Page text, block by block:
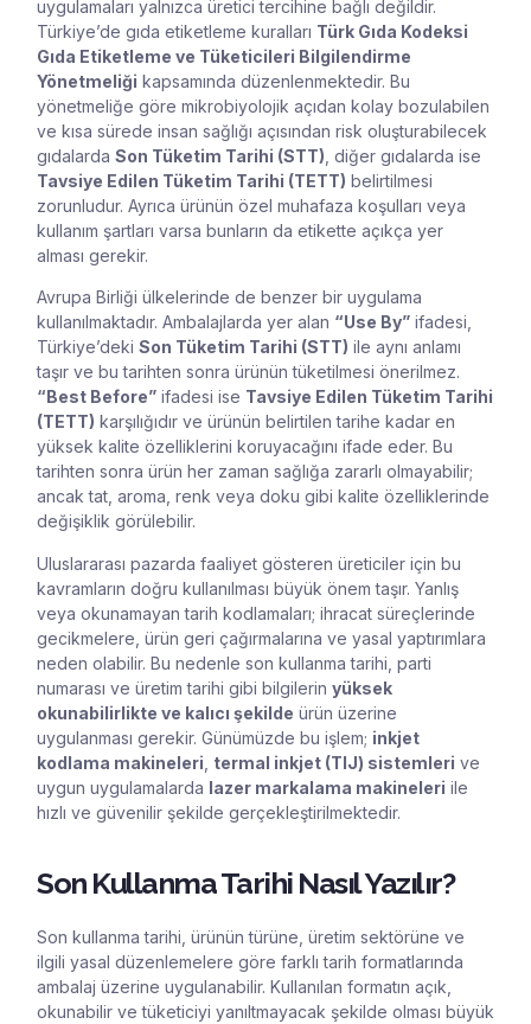
uygulamaları yalnızca üretici tercihine bağlı değildir.
Türkiye’de gıda etiketleme kuralları Türk Gıda Kodeksi
Gıda Etiketleme ve Tüketicileri Bilgilendirme
Yönetmeliği kapsamında düzenlenmektedir. Bu
yönetmeliğe göre mikrobiyolojik açıdan kolay bozulabilen
ve kısa sürede insan sağlığı açısından risk oluşturabilecek
gıdalarda Son Tüketim Tarihi (STT) , diğer gıdalarda ise
Tavsiye Edilen Tüketim Tarihi (TETT) belirtilmesi
zorunludur. Ayrıca ürünün özel muhafaza koşulları veya
kullanım şartları varsa bunların da etikette açıkça yer
alması gerekir.
Avrupa Birliği ülkelerinde de benzer bir uygulama
kullanılmaktadır. Ambalajlarda yer alan “Use By” ifadesi,
Türkiye’deki Son Tüketim Tarihi (STT) ile aynı anlamı
taşır ve bu tarihten sonra ürünün tüketilmesi önerilmez.
“Best Before” ifadesi ise Tavsiye Edilen Tüketim Tarihi
(TETT) karşılığıdır ve ürünün belirtilen tarihe kadar en
yüksek kalite özelliklerini koruyacağını ifade eder. Bu
tarihten sonra ürün her zaman sağlığa zararlı olmayabilir;
ancak tat, aroma, renk veya doku gibi kalite özelliklerinde
değişiklik görülebilir.
Uluslararası pazarda faaliyet gösteren üreticiler için bu
kavramların doğru kullanılması büyük önem taşır. Yanlış
veya okunamayan tarih kodlamaları; ihracat süreçlerinde
gecikmelere, ürün geri çağırmalarına ve yasal yaptırımlara
neden olabilir. Bu nedenle son kullanma tarihi, parti
numarası ve üretim tarihi gibi bilgilerin yüksek
okunabilirlikte ve kalıcı şekilde ürün üzerine
uygulanması gerekir. Günümüzde bu işlem; inkjet
kodlama makineleri termal inkjet (TIJ) sistemleri ve
uygun uygulamalarda lazer markalama makineleri ile
hızlı ve güvenilir şekilde gerçekleştirilmektedir.
Son Kullanma Tarihi Nasıl Yazılır?
Son kullanma tarihi, ürünün türüne, üretim sektörüne ve
ilgili yasal düzenlemelere göre farklı tarih formatlarında
ambalaj üzerine uygulanabilir. Kullanılan formatın açık,
okunabilir ve tüketiciyi yanıltmayacak şekilde olması büyük